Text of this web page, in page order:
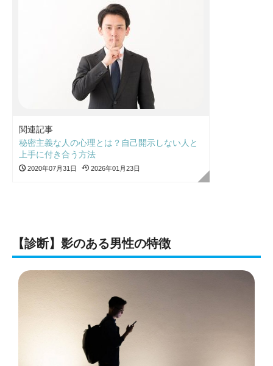
関連記事
秘密主義な人の心理とは？自己開示しない人と
上手に付き合う方法
2020年07月31日 2026年01月23日
【診断】影のある男性の特徴